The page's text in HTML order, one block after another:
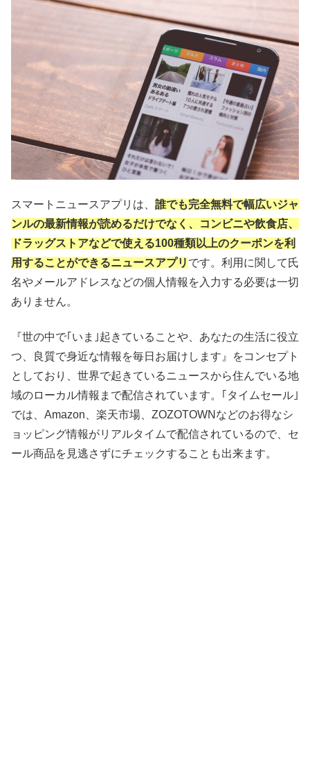
スマートニュースアプリは、 誰でも完全無料で幅広いジャ
ンルの最新情報が読めるだけでなく、コンビニや飲食店、
ドラッグストアなどで使える100種類以上のクーポンを利
用することができるニュースアプリ です。利用に関して氏
名やメールアドレスなどの個人情報を入力する必要は一切
ありません。
『世の中で｢いま｣起きていることや、あなたの生活に役立
つ、良質で身近な情報を毎日お届けします』をコンセプト
としており、世界で起きているニュースから住んでいる地
域のローカル情報まで配信されています。｢タイムセール｣
では、Amazon、楽天市場、ZOZOTOWNなどのお得なシ
ョッピング情報がリアルタイムで配信されているので、セ
ール商品を見逃さずにチェックすることも出来ます。